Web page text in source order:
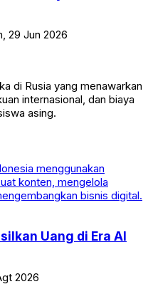
29 Jun 2026
di Rusia yang menawarkan
internasional, dan biaya
asing.
Uang di Era AI
2026